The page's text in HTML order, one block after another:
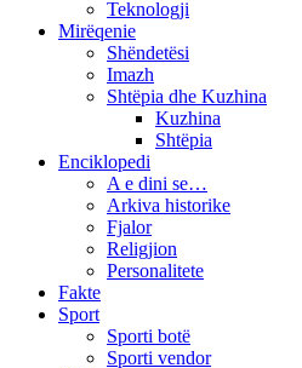
Teknologji
Mirëqenie
Shëndetësi
Imazh
Shtëpia dhe Kuzhina
Kuzhina
Shtëpia
Enciklopedi
A e dini se…
Arkiva historike
Fjalor
Religjion
Personalitete
Fakte
Sport
Sporti botë
Sporti vendor